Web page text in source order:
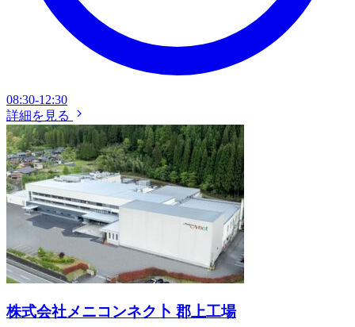
08:30-12:30
詳細を見る
株式会社メニコンネク卜 郡上工場